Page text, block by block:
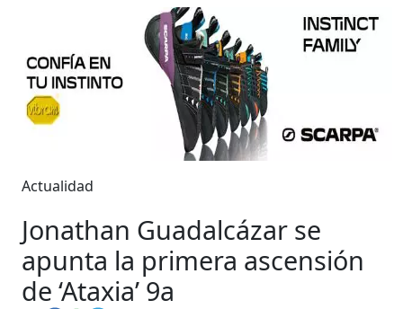
Actualidad
Jonathan Guadalcázar se
apunta la primera ascensión
de ‘Ataxia’ 9a